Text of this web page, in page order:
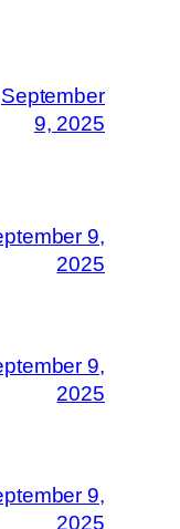
September
9, 2025
9,
2025
9,
2025
9,
2025